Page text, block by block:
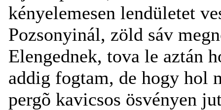
kényelemesen lendületet
Pozsonyinál, zöld sáv
Elengednek, tova le aztán
addig fogtam, de hogy hol
pergõ kavicsos ösvényen